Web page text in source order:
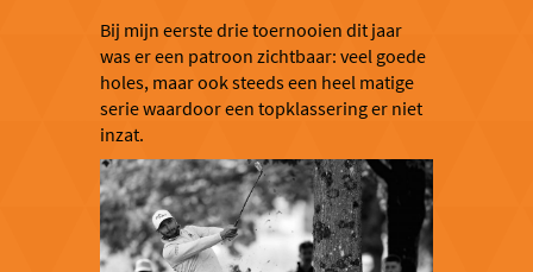
Bij mijn eerste drie toernooien dit jaar
was er een patroon zichtbaar: veel goede
holes, maar ook steeds een heel matige
serie waardoor een topklassering er niet
inzat.